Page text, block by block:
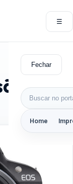
☰
Fechar
Buscar por:
Home